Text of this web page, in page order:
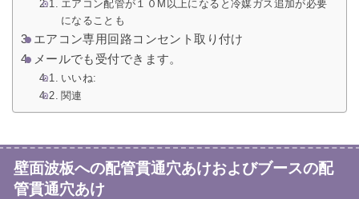
エアコン配管が１０M以上になると冷媒ガス追加が必要
になることも
エアコン専用回路コンセント取り付け
メールでも受付できます。
いいね:
関連
壁面波板への配管貫通穴あけおよびブースの配
管貫通穴あけ